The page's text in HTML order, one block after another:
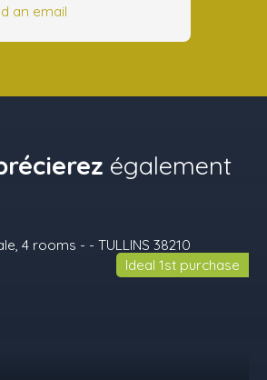
an email
également
Ideal 1st purchase